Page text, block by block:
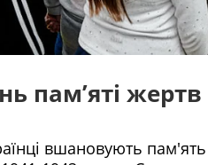
пам’яті
вшановують